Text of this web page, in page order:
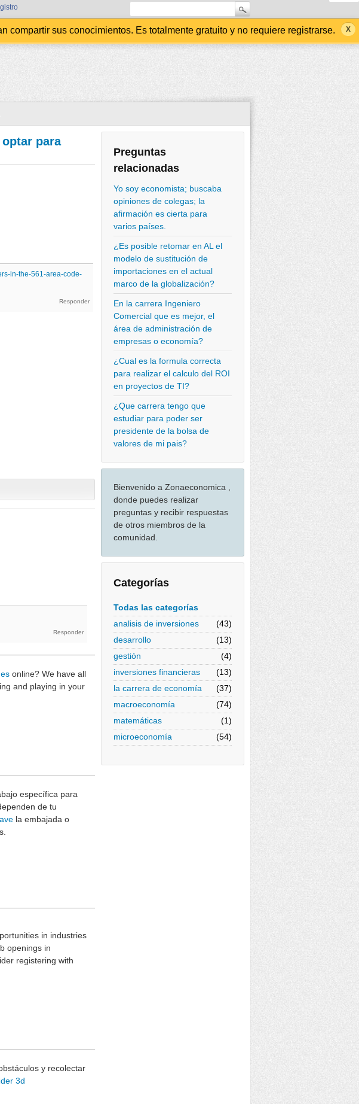
sus conocimientos. Es totalmente gratuito y no requiere registrarse.
Preguntas
relacionadas
Yo soy economista; buscaba
opiniones de colegas; la
afirmación es cierta para
varios países.
¿Es posible retomar en AL el
modelo de sustitución de
importaciones en el actual
marco de la globalización?
En la carrera Ingeniero
Comercial que es mejor, el
área de administración de
empresas o economía?
¿Cual es la formula correcta
para realizar el calculo del ROI
en proyectos de TI?
¿Que carrera tengo que
estudiar para poder ser
presidente de la bolsa de
valores de mi pais?
Bienvenido a Zonaeconomica ,
donde puedes realizar
preguntas y recibir respuestas
de otros miembros de la
comunidad.
Categorías
Todas las categorías
analisis de inversiones
(43)
desarrollo
(13)
gestión
(4)
inversiones financieras
(13)
la carrera de economía
(37)
macroeconomía
(74)
matemáticas
(1)
microeconomía
(54)
para
in-the-561-area-code-
online? We have all
and playing in your
específica para
de tu
la embajada o
in industries
openings in
registering with
y recolectar
3d